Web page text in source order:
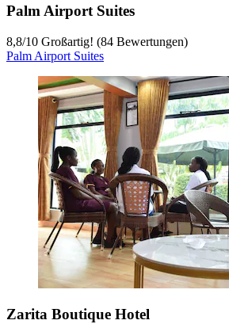
Palm Airport Suites
8,8/10 Großartig! (84 Bewertungen)
Palm Airport Suites
Zarita Boutique Hotel